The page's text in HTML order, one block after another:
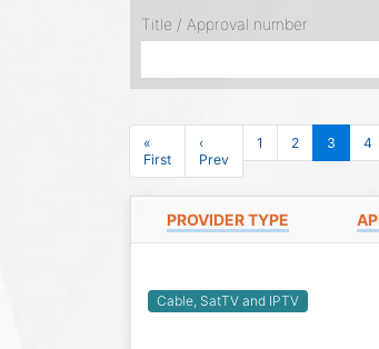
Title / Approval number
«
First
‹
Prev
1 2 3 4
PROVIDER TYPE
Cable, SatTV and IPTV